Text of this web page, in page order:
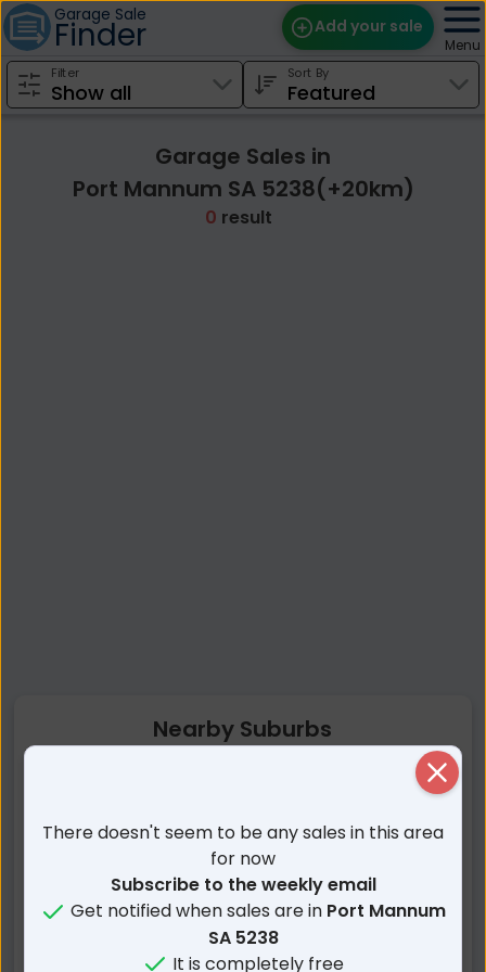
Garage Sale
Finder Add your sale
Find Sales
Edit Your Sale
Menu
Filter Sort By
Garage Sales in
Port Mannum SA 5238(+20km)
0 result
Nearby Suburbs
Wall Flat SA
Mannum SA
Caloote SA
Woodlane SA
Frayville SA
There doesn't seem to be any sales in this area
for now
Subscribe to the weekly email
Get notified when sales are in Port Mannum
SA 5238
It is completely free